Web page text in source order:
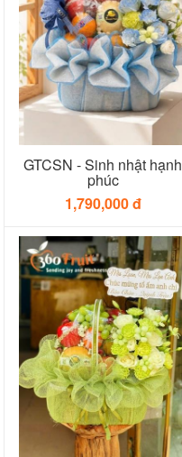
GTCSN - Sinh nhật hạnh
phúc
1,790,000 đ